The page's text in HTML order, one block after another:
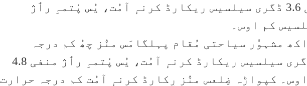
درجہ حرارت منفی 3.6 ڈگری سیلسیس ریکارڈ کرنہٕ آمُت، یُس پٔتمہِ رٲژ
مشہوٗر سیاحتی مُقام پہلگامَس منٛز چھُ کم درجہ
حرارت منفی 5.3 ڈگری سیلسیس ریکارڈ کرنہٕ آمُت، یُس پٔتمہِ رٲژ منفی 4.8
کپواڑہ ضِلعس منٛز رِکارڈ کرنہٕ آمُت کم درجہ حرارت